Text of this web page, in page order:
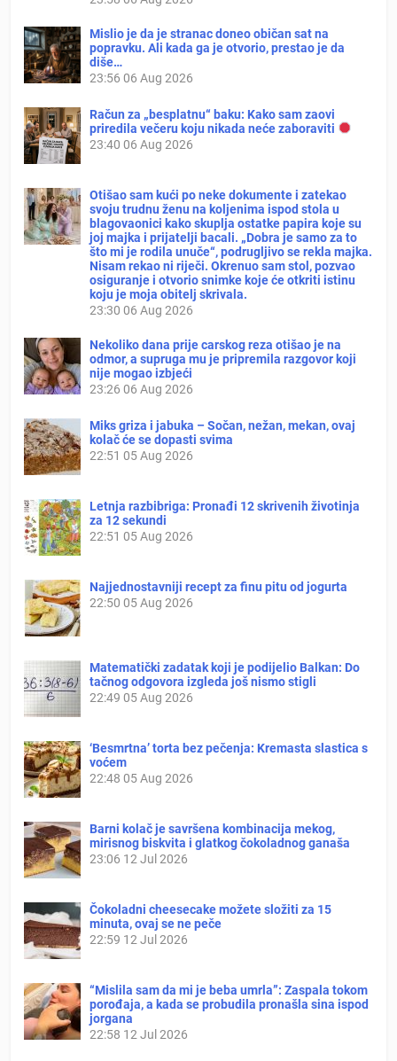
Mislio je da je stranac doneo običan sat na
popravku. Ali kada ga je otvorio, prestao je da
diše…
23:56 06 Aug 2026
Račun za „besplatnu“ baku: Kako sam zaovi
priredila večeru koju nikada neće zaboraviti
23:40 06 Aug 2026
Otišao sam kući po neke dokumente i zatekao
svoju trudnu ženu na koljenima ispod stola u
blagovaonici kako skuplja ostatke papira koje su
joj majka i prijatelji bacali. „Dobra je samo za to
što mi je rodila unuče“, podrugljivo se rekla majka.
Nisam rekao ni riječi. Okrenuo sam stol, pozvao
osiguranje i otvorio snimke koje će otkriti istinu
koju je moja obitelj skrivala.
23:30 06 Aug 2026
Nekoliko dana prije carskog reza otišao je na
odmor, a supruga mu je pripremila razgovor koji
nije mogao izbjeći
23:26 06 Aug 2026
Miks griza i jabuka – Sočan, nežan, mekan, ovaj
kolač će se dopasti svima
22:51 05 Aug 2026
Letnja razbibriga: Pronađi 12 skrivenih životinja
za 12 sekundi
22:51 05 Aug 2026
Najjednostavniji recept za finu pitu od jogurta
22:50 05 Aug 2026
Matematički zadatak koji je podijelio Balkan: Do
tačnog odgovora izgleda još nismo stigli
22:49 05 Aug 2026
‘Besmrtna’ torta bez pečenja: Kremasta slastica s
voćem
22:48 05 Aug 2026
Barni kolač je savršena kombinacija mekog,
mirisnog biskvita i glatkog čokoladnog ganaša
23:06 12 Jul 2026
Čokoladni cheesecake možete složiti za 15
minuta, ovaj se ne peče
22:59 12 Jul 2026
“Mislila sam da mi je beba umrla”: Zaspala tokom
porođaja, a kada se probudila pronašla sina ispod
jorgana
22:58 12 Jul 2026